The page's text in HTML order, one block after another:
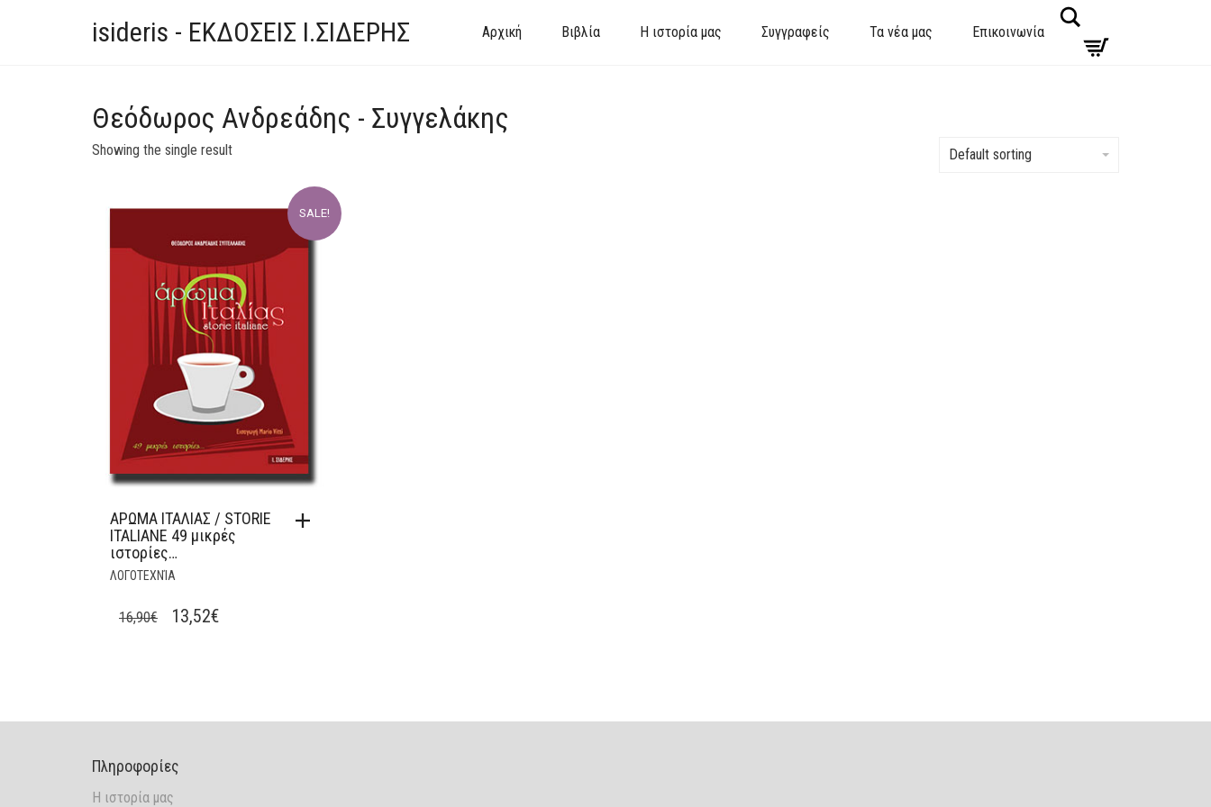
isideris - ΕΚΔΟΣΕΙΣ Ι.ΣΙΔΕΡΗΣ Αρχική Βιβλία Η ιστορία μας Συγγραφείς Τα νέα μας Επικοινωνία
Θεόδωρος Ανδρεάδης - Συγγελάκης
Showing the single result Default sorting
SALE!
ΑΡΩΜΑ ΙΤΑΛΙΑΣ / STORIE
ITALIANE 49 μικρές
ιστορίες…
ΛΟΓΟΤΕΧΝΊΑ
16,90€
ORIGINAL
13,52€CURRENT
Πληροφορίες
Η ιστορία μας